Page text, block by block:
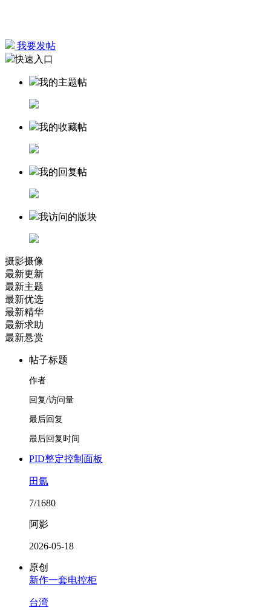
我要发帖
快速入口
我的主题帖
我的收藏帖
我的回复帖
我访问的版块
摄影摄像
最新更新
最新主题
最新优选
最新精华
最新求助
最新悬赏
帖子标题
作者
回复/访问量
最后回复
最后回复时间
PID整定控制面板
田氱
7/1680
阿影
2026-05-18
原创
新作一套电控柜
台湾